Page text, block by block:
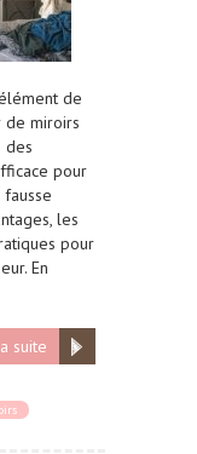
de
de miroirs
des
pour
les
pour
En
suite